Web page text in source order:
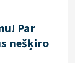
Par
nešķiro